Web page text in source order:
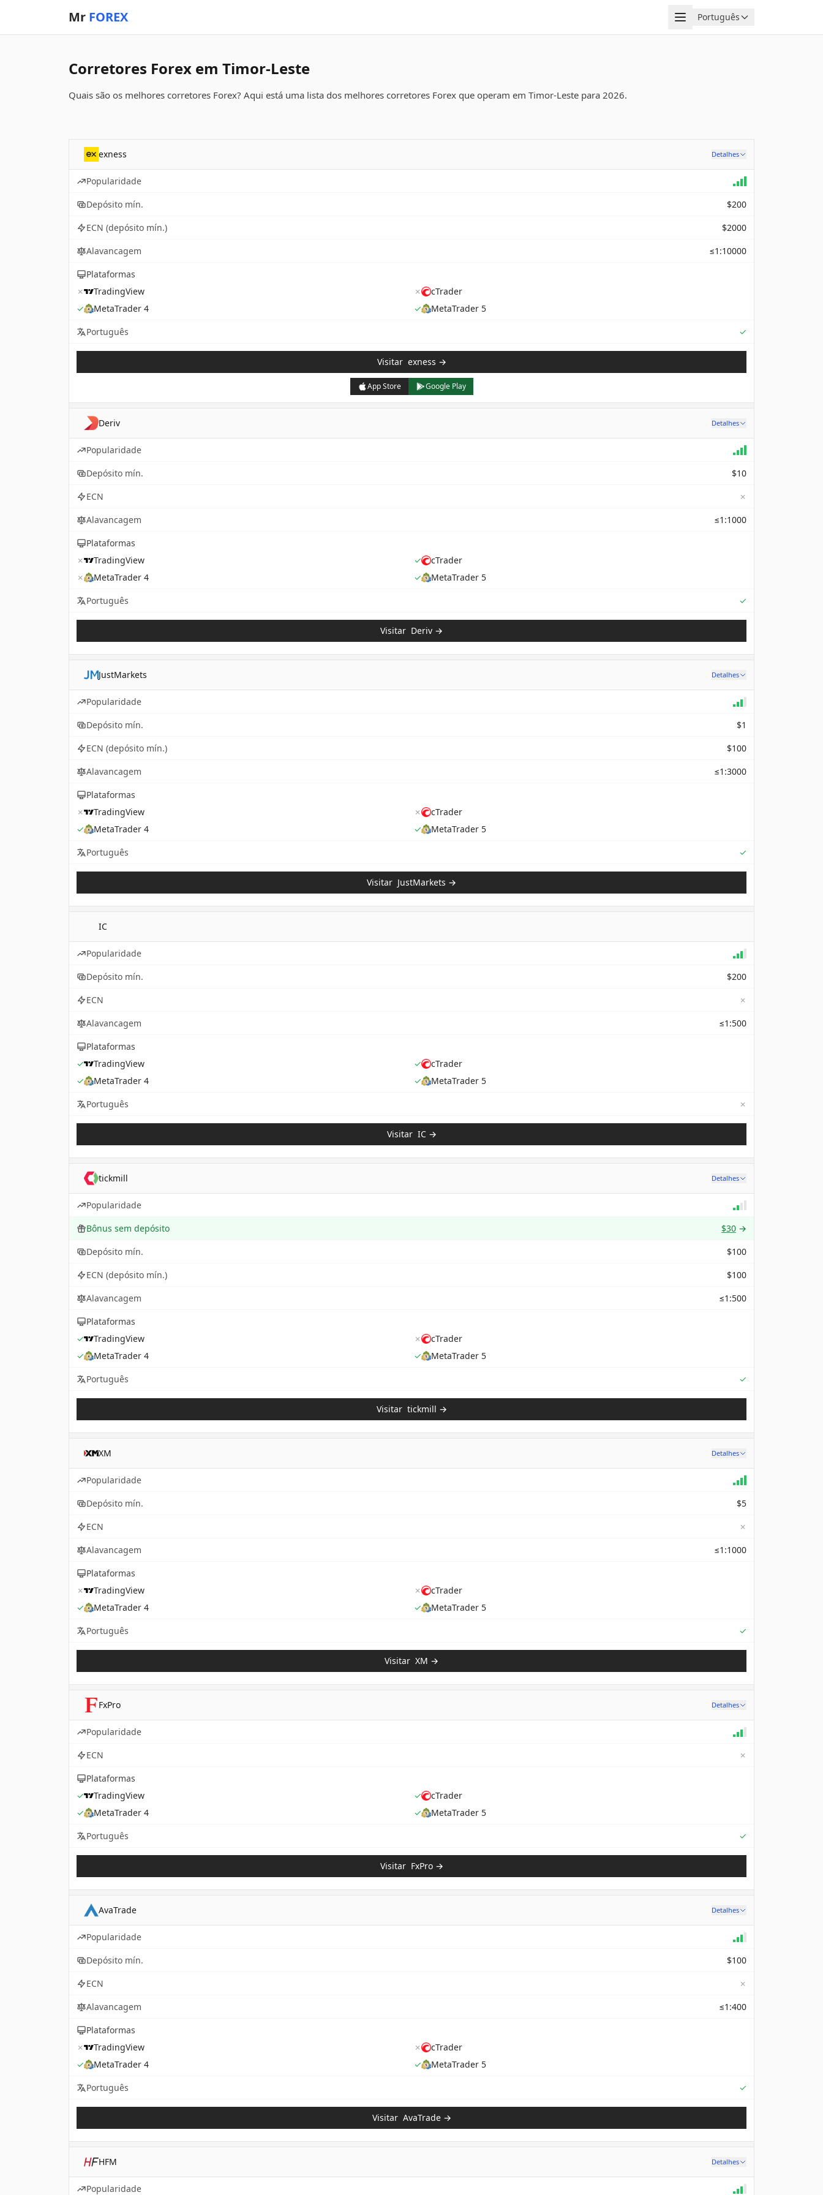
Mr FOREX Menu
Idioma
Português
Corretores Forex em Timor-Leste
Quais são os melhores corretores Forex? Aqui está uma lista dos melhores corretores Forex que operam em Timor-Leste para 2026.
exness Detalhes
Popularidade
Depósito mín.
$200
ECN (depósito mín.)
$2000
Alavancagem
≤1:10000
Plataformas
✗
TradingView ✗
cTrader
✓
MetaTrader 4 ✓
MetaTrader 5
Português
✓Supported
Visitar exness →
App Store Google Play
Deriv Detalhes
Popularidade
Depósito mín.
$10
ECN
✗
Alavancagem
≤1:1000
Plataformas
✗
TradingView ✓
cTrader
✗
MetaTrader 4 ✓
MetaTrader 5
Português
✓Supported
Visitar Deriv →
JustMarkets Detalhes
Popularidade
Depósito mín.
$1
ECN (depósito mín.)
$100
Alavancagem
≤1:3000
Plataformas
✗
TradingView ✗
cTrader
✓
MetaTrader 4 ✓
MetaTrader 5
Português
✓Supported
Visitar JustMarkets →
IC
Popularidade
Depósito mín.
$200
ECN
✗
Alavancagem
≤1:500
Plataformas
✓
TradingView ✓
cTrader
✓
MetaTrader 4 ✓
MetaTrader 5
Português
✗
Visitar IC→
tickmill Detalhes
Popularidade
Bônus sem depósito
$30 →
Depósito mín.
$100
ECN (depósito mín.)
$100
Alavancagem
≤1:500
Plataformas
✓
TradingView ✗
cTrader
✓
MetaTrader 4 ✓
MetaTrader 5
Português
✓Supported
Visitar tickmill →
XM Detalhes
Popularidade
Depósito mín.
$5
ECN
✗
Alavancagem
≤1:1000
Plataformas
✗
TradingView ✗
cTrader
✓
MetaTrader 4 ✓
MetaTrader 5
Português
✓Supported
Visitar XM →
FxPro Detalhes
Popularidade
ECN
✗
Plataformas
✓
TradingView ✓
cTrader
✓
MetaTrader 4 ✓
MetaTrader 5
Português
✓Supported
Visitar FxPro→
AvaTrade Detalhes
Popularidade
Depósito mín.
$100
ECN
✗
Alavancagem
≤1:400
Plataformas
✗
TradingView ✗
cTrader
✓
MetaTrader 4 ✓
MetaTrader 5
Português
✓Supported
Visitar AvaTrade→
HFM Detalhes
Popularidade